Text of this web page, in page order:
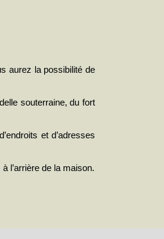
aurez la possibilité de
souterraine, du fort
et d’adresses
l’arrière de la maison.